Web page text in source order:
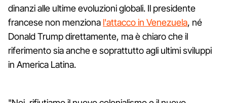
dinanzi alle ultime evoluzioni globali. Il presidente
francese non menziona l'attacco in Venezuela, né
Donald Trump direttamente, ma è chiaro che il
riferimento sia anche e soprattutto agli ultimi sviluppi
in America Latina.